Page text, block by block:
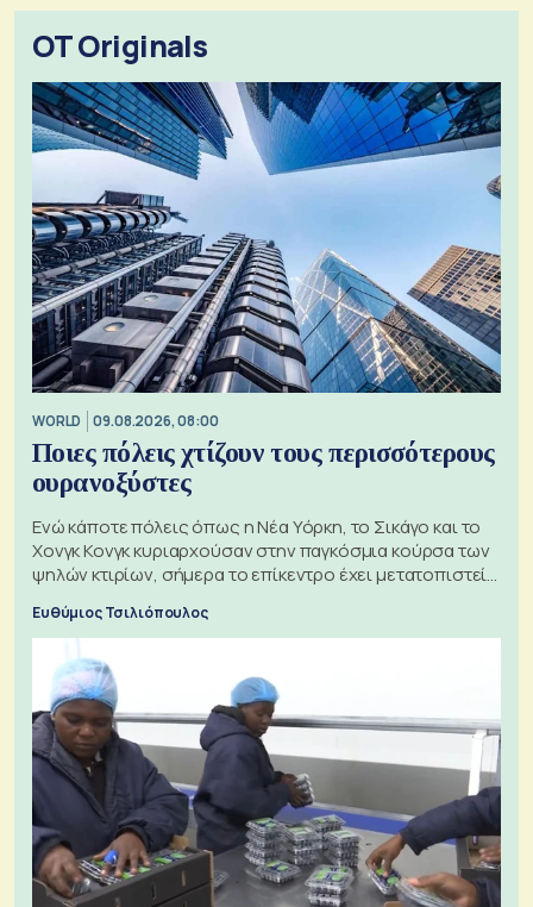
OT Originals
WORLD 09.08.2026, 08:00
Ποιες πόλεις χτίζουν τους περισσότερους
ουρανοξύστες
Ενώ κάποτε πόλεις όπως η Νέα Υόρκη, το Σικάγο και το
Χονγκ Κονγκ κυριαρχούσαν στην παγκόσμια κούρσα των
ψηλών κτιρίων, σήμερα το επίκεντρο έχει μετατοπιστεί
Ευθύμιος Τσιλιόπουλος